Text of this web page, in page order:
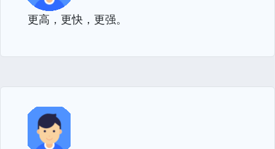
更高，更快，更强。